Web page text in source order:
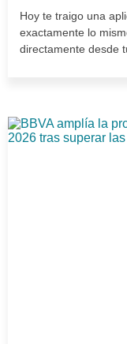
Hoy te traigo una
exactamente lo
directamente desde